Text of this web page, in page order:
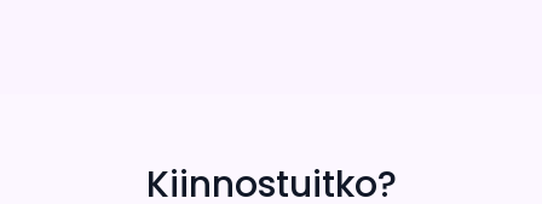
Kiinnostuitko?